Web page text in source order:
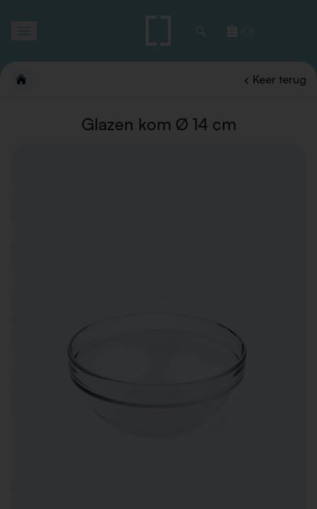
(0)
Keer terug
Glazen kom Ø 14 cm